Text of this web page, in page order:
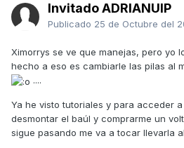
Invitado ADRIANUIP
Publicado 25 de Octubre del
Ximorrys se ve que manejas, pero yo
hecho a eso es cambiarle las pilas al
....
Ya he visto tutoriales y para acceder
desmontar el baúl y comprarme un
sigue pasando me va a tocar llevarla al